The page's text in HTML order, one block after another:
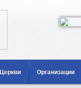
Церкви Организации